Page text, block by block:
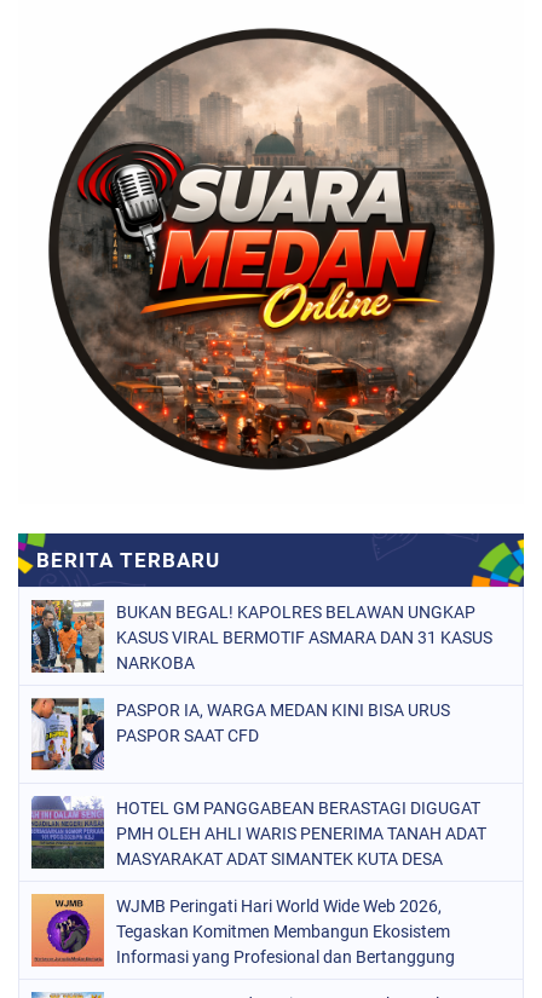
BUKAN BEGAL! KAPOLRES BELAWAN UNGKAP
KASUS VIRAL BERMOTIF ASMARA DAN 31 KASUS
NARKOBA
PASPOR IA, WARGA MEDAN KINI BISA URUS
PASPOR SAAT CFD
HOTEL GM PANGGABEAN BERASTAGI DIGUGAT
PMH OLEH AHLI WARIS PENERIMA TANAH ADAT
MASYARAKAT ADAT SIMANTEK KUTA DESA
WJMB Peringati Hari World Wide Web 2026,
Tegaskan Komitmen Membangun Ekosistem
Informasi yang Profesional dan Bertanggung